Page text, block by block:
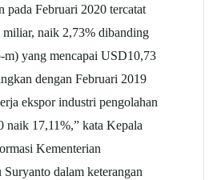
pada Februari 2020 tercatat
miliar, naik 2,73% dibanding
m) yang mencapai USD10,73
dengan Februari 2019
ekspor industri pengolahan
naik 17,11%,” kata Kepala
Kementerian
dalam keterangan